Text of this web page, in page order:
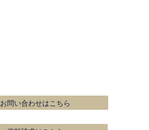
お問い合わせはこちら